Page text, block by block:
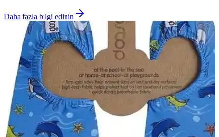
Daha fazla bilgi edinin